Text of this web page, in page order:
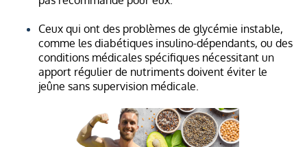
Ceux qui ont des problèmes de glycémie instable,
comme les diabétiques insulino-dépendants, ou des
conditions médicales spécifiques nécessitant un
apport régulier de nutriments doivent éviter le
jeûne sans supervision médicale.